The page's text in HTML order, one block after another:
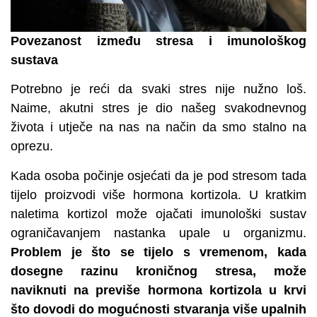
Povezanost između stresa i imunološkog
sustava
Potrebno je reći da svaki stres nije nužno loš.
Naime, akutni stres je dio našeg svakodnevnog
života i utječe na nas na način da smo stalno na
oprezu.
Kada osoba počinje osjećati da je pod stresom tada
tijelo proizvodi više hormona kortizola. U kratkim
naletima kortizol može ojačati imunološki sustav
ograničavanjem nastanka upale u organizmu.
Problem je što se tijelo s vremenom, kada
dosegne razinu kroničnog stresa, može
naviknuti na previše hormona kortizola u krvi
što dovodi do mogućnosti stvaranja više upalnih